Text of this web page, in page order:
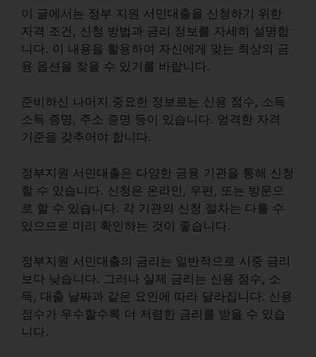
이 글에서는 정부 지원 서민대출을 신청하기 위한
자격 조건 , 신청 방법 과 금리 정보 를 자세히 설명합
니다. 이 내용을 활용하여 자신에게 맞는 최상의 금
융 옵션을 찾을 수 있기를 바랍니다.
준비하신 나머지 중요한 정보로는 신용 점수, 소득
소득 증명, 주소 증명 등이 있습니다. 엄격한 자격
기준을 갖추어야 합니다.
정부지원 서민대출은 다양한 금융 기관을 통해 신청
할 수 있습니다. 신청은 온라인, 우편, 또는 방문으
로 할 수 있습니다. 각 기관의 신청 절차는 다를 수
있으므로 미리 확인하는 것이 좋습니다.
정부지원 서민대출의 금리는 일반적으로 시중 금리
보다 낮습니다. 그러나 실제 금리는 신용 점수, 소
득, 대출 날짜과 같은 요인에 따라 달라집니다. 신용
점수가 우수할수록 더 저렴한 금리를 받을 수 있습
니다.